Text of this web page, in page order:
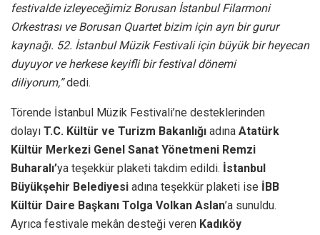
festivalde izleyeceğimiz Borusan İstanbul Filarmoni
Orkestrası ve Borusan Quartet bizim için ayrı bir gurur
kaynağı. 52. İstanbul Müzik Festivali için büyük bir heyecan
duyuyor ve herkese keyifli bir festival dönemi
diliyorum,”dedi.
Törende İstanbul Müzik Festivali’ne desteklerinden
dolayı T.C. Kültür ve Turizm Bakanlığı adına Atatürk
Kültür Merkezi Genel Sanat Yönetmeni Remzi
Buharalı’ya teşekkür plaketi takdim edildi. İstanbul
Büyükşehir Belediyesi adına teşekkür plaketi ise İBB
Kültür Daire Başkanı Tolga Volkan Aslan’a sunuldu.
Ayrıca festivale mekân desteği veren Kadıköy